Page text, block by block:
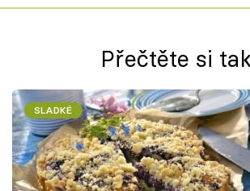
Přečtěte si
SLADKÉ